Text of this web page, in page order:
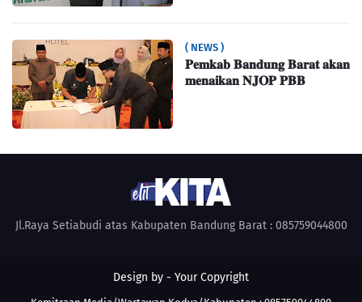
( NEWS )
𝐏𝐞𝐦𝐤𝐚𝐛 𝐁𝐚𝐧𝐝𝐮𝐧𝐠 𝐁𝐚𝐫𝐚𝐭 𝐚𝐤𝐚𝐧
𝐦𝐞𝐧𝐚𝐢𝐤𝐚𝐧 𝐍𝐉𝐎𝐏 𝐏𝐁𝐁
Jl.Raya Setiabudi atas Kabupaten Bandung Barat : 085759044800
Design by - Your Copyright